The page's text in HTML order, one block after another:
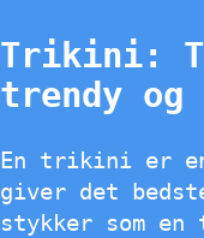
Trikini:
trendy og
En trikini er en
giver det
stykker som